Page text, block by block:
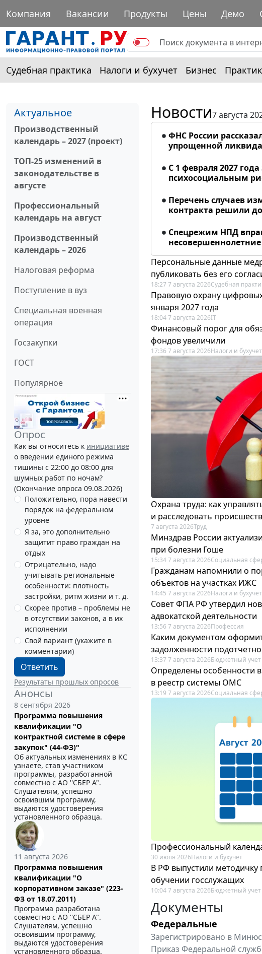
Компания Вакансии Продукты Цены Демо
Судебная практика Налоги и бухучет Бизнес
Актуальное
Производственный
календарь – 2027 (проект)
ТОП-25 изменений в
законодательстве в
августе
Профессиональный
календарь на август
Производственный
календарь – 2026
Налоговая реформа
Поступление в вуз
Специальная военная
операция
Госзакупки
ГОСТ
Популярное
Опрос
Как вы относитесь к инициативе
о введении единого режима
тишины с 22:00 до 08:00 для
шумных работ по ночам?
(Окончание опроса 09.08.2026)
Положительно, пора навести
порядок на федеральном
уровне
Я за, это дополнительно
защитит право граждан на
отдых
Отрицательно, надо
учитывать региональные
особенности: плотность
застройки, ритм жизни и т. д.
Скорее против – проблемы не
в отсутствии законов, а в их
исполнении
Свой вариант (укажите в
комментарии)
Ответить
Результаты прошлых опросов
Анонсы
8 сентября 2026
Программа повышения
квалификации "О
контрактной системе в сфере
закупок" (44-ФЗ)"
Об актуальных изменениях в КС
узнаете, став участником
программы, разработанной
совместно с АО ''СБЕР А".
Слушателям, успешно
освоившим программу,
выдаются удостоверения
установленного образца.
11 августа 2026
Программа повышения
квалификации "О
корпоративном заказе" (223-
ФЗ от 18.07.2011)
Программа разработана
совместно с АО ''СБЕР А".
Слушателям, успешно
освоившим программу,
выдаются удостоверения
установленного образца.
Новости7 августа
ФНС России
упрощенной
С 1 февраля 2027
психосоциальным
Перечень случаев
контракта решили
Спецрежим НПД
несовершеннолетние
Персональные данные
публиковать без его
18:27 7 августа 2026Судебная
Правовую охрану
января 2027 года
18:04 7 августа 2026IT
Финансовый порог для
фондов увеличили
17:36 7 августа 2026Налоги и бухучет
Охрана труда: как
и расследовать
7 августа 2026Труд
Минздрав России
при болезни Гоше
15:34 7 августа 2026Социальная
Гражданам напомнили о
объектов на участках ИЖС
14:45 7 августа 2026Налоги и бухучет
Совет ФПА РФ утвердил
адвокатской деятельности
13:56 7 августа 2026Профессия
Каким документом
задолженности
13:37 7 августа 2026Бюджетный учет
Определены особенности
в реестр системы ОМС
13:19 7 августа 2026Социальная
Профессиональный
30 июля 2026Налоги и бухучет
В РФ выпустили методичку
обучении госслужащих
10:04 7 августа 2026Бюджетный учет
Документы
Федеральные
Зарегистрировано в
Приказ Федеральной